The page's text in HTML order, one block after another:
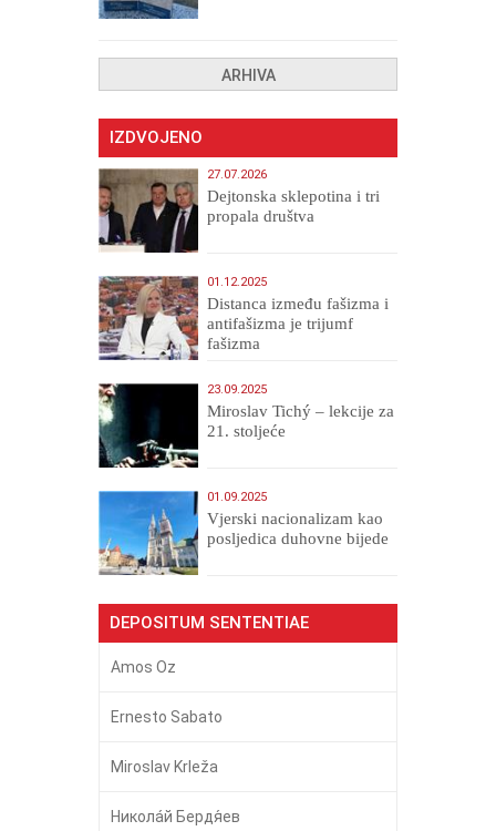
ARHIVA
IZDVOJENO
27.07.2026
Dejtonska sklepotina i tri
propala društva
01.12.2025
Distanca između fašizma i
antifašizma je trijumf
fašizma
23.09.2025
Miroslav Tichý – lekcije za
21. stoljeće
01.09.2025
​Vjerski nacionalizam kao
posljedica duhovne bijede
DEPOSITUM SENTENTIAE
Amos Oz
Ernesto Sabato
Miroslav Krleža
Никола́й Бердя́ев